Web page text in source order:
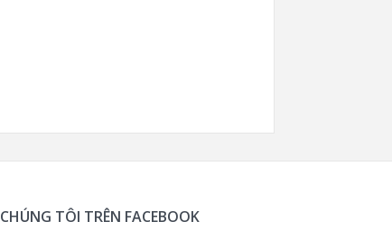
CHÚNG TÔI TRÊN FACEBOOK